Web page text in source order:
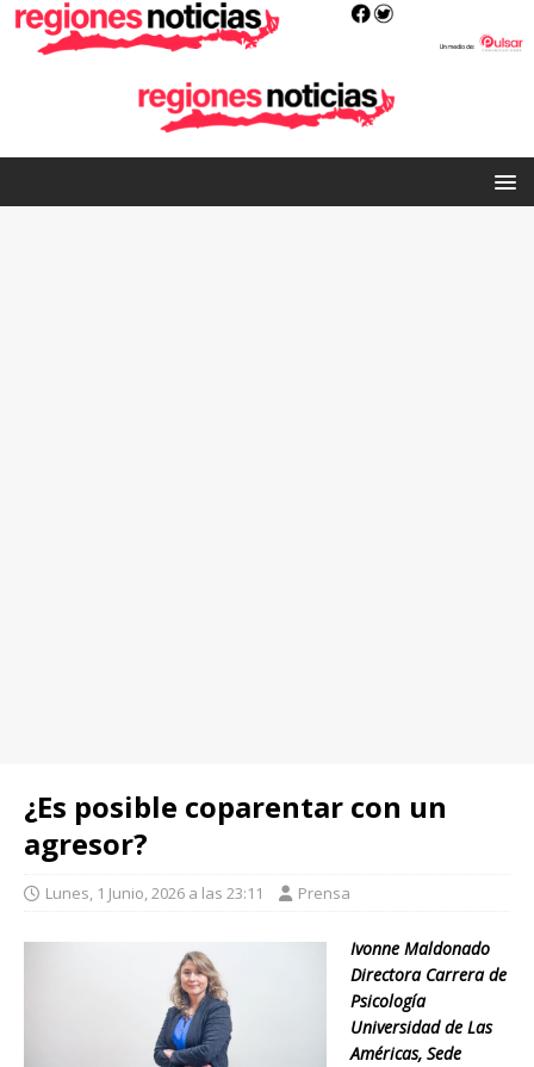
¿Es posible coparentar con un
agresor?
Lunes, 1 Junio, 2026 a las 23:11 Prensa
Ivonne Maldonado
Directora Carrera de
Psicología
Universidad de Las
Américas, Sede